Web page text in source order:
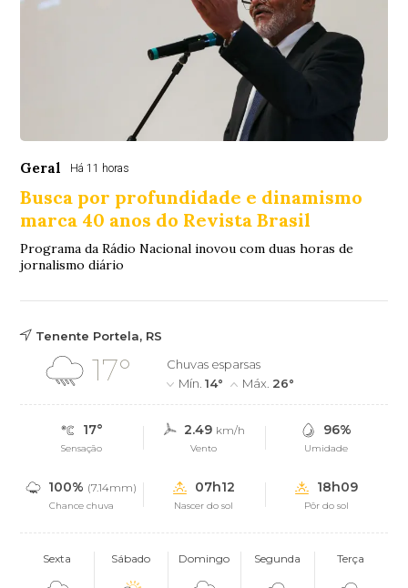
Geral Há 11 horas
Busca por profundidade e dinamismo
marca 40 anos do Revista Brasil
Programa da Rádio Nacional inovou com duas horas de
jornalismo diário
Tenente Portela, RS
17°
Chuvas esparsas
Mín.14° Máx. 26°
17°
Sensação
2.49 km/h
Vento
96%
Umidade
100% (7.14mm)
Chance chuva
07h12
Nascer do sol
18h09
Pôr do sol
Sexta Sábado Domingo Segunda Terça